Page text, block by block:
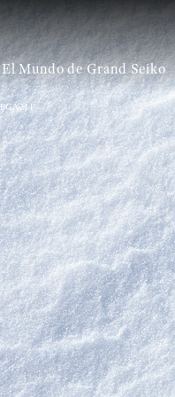
El Mundo de Grand Seiko